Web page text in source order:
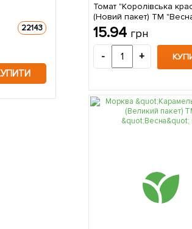
22143
Томат "Королівська
(Новий пакет) ТМ
15.94 грн
- +